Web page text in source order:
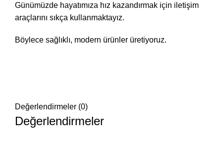
Günümüzde hayatımıza hız kazandırmak için iletişim
araçlarını sıkça kullanmaktayız.
Böylece sağlıklı, modern ürünler üretiyoruz.
Değerlendirmeler (0)
Değerlendirmeler